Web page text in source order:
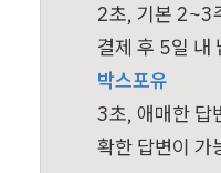
2초, 기본 2~3
결제 후 5일 내
3초, 애매한 답
확한 답변이 가